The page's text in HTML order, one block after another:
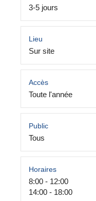
3-5 jours
Lieu
Sur site
Accès
Toute l'année
Public
Tous
Horaires
8:00 - 12:00
14:00 - 18:00